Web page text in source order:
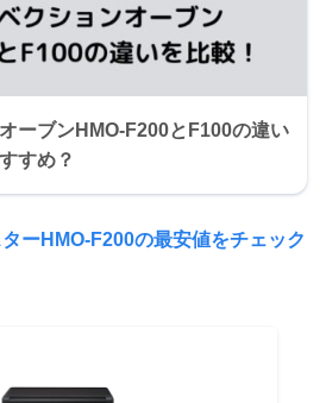
ーブンHMO-F200とF100の違い
すめ？
ーHMO-F200の最安値をチェック